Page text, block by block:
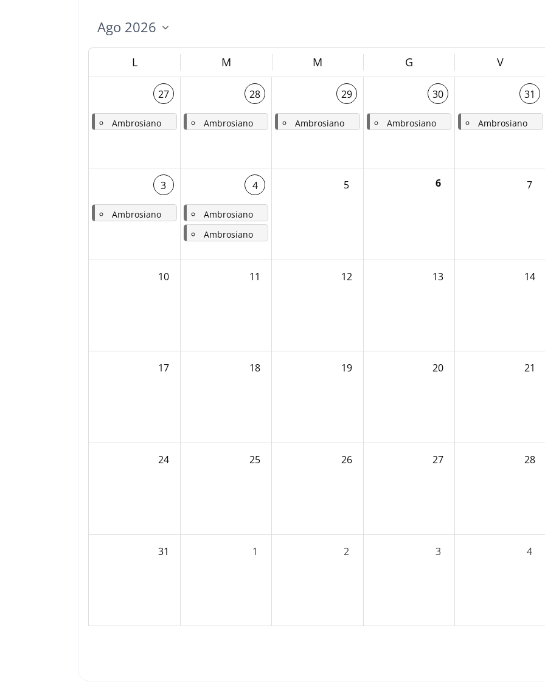
L M M G V
27
Ambrosiano
28
Ambrosiano
29
Ambrosiano
30
Ambrosiano
31
Ambrosiano
3
Ambrosiano
4
Ambrosiano
-Martedì 18a settimana del tempo ordinario – 10a dopo Pentecoste - San Giovanni Maria Vianney, sacerdote
Ambrosiano
-Martedì 18a settimana del tempo ordinario – 8a dopo Pentecoste - San Giovanni Battista Vianney, sacerdote
5 6 7
10 11 12 13 14
17 18 19 20 21
24 25 26 27 28
31 1 2 3 4